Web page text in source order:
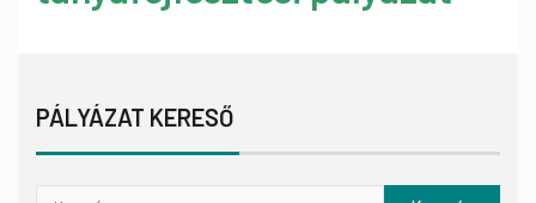
PÁLYÁZAT KERESŐ